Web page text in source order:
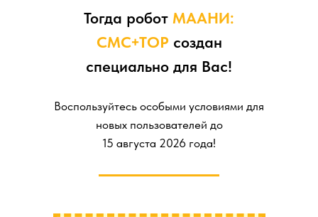
Тогда робот МААНИ:
СМС+ТОРсоздан
специально для Вас!
Воспользуйтесь особыми условиями для
новых пользователей до
15 августа 2026 года!